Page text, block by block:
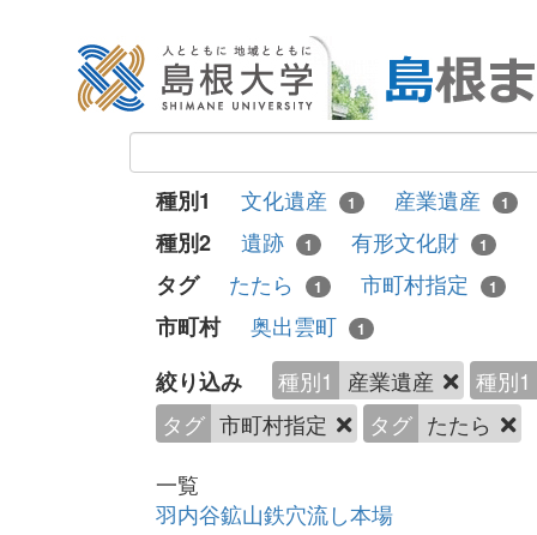
種別1 文化遺産 1 産業遺産 1
種別2 遺跡 1 有形文化財 1
タグ たたら 1 市町村指定 1
市町村
奥出雲町 1
絞り込み 種別1 産業遺産
種別1
タグ 市町村指定 タグ たたら
一覧
羽内谷鉱山鉄穴流し本場